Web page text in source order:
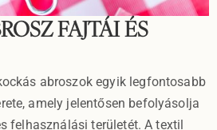
FAJTÁI ÉS
abroszok egyik legfontosabb
amely jelentősen befolyásolja
felhasználási területét. A textil